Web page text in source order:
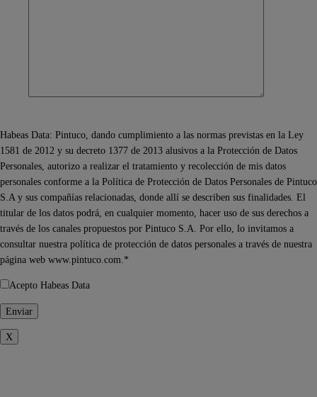
Habeas Data: Pintuco, dando cumplimiento a las normas previstas en la Ley
1581 de 2012 y su decreto 1377 de 2013 alusivos a la Protección de Datos
Personales, autorizo a realizar el tratamiento y recolección de mis datos
personales conforme a la Política de Protección de Datos Personales de Pintuco
S.A y sus compañías relacionadas, donde allí se describen sus finalidades. El
titular de los datos podrá, en cualquier momento, hacer uso de sus derechos a
través de los canales propuestos por Pintuco S.A. Por ello, lo invitamos a
consultar nuestra política de protección de datos personales a través de nuestra
página web www.pintuco.com.*
Acepto Habeas Data
X